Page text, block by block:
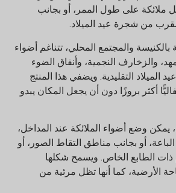
على طول الممر، أو بجانب
من شجرة عيد الميلاد.
والمجتمع المحلي، تتناغم أضواء
النجمية، وأنفاق الضوء
التقليدية. ويضفي هذا المنتج
بروزًا دون أن يجعل المكان يبدو
وضع أضواء الملائكة عند المداخل،
أو بجانب مناطق التقاط الصور، أو
الطابع الخاص. ويسمح شكلها
كما أنها تظل مرئية من